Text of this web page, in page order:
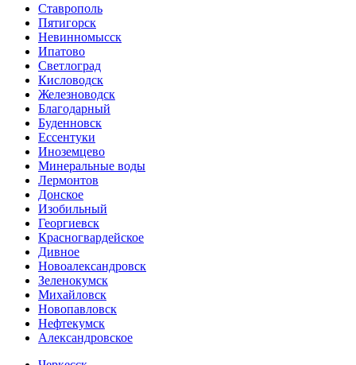
Ставрополь
Пятигорск
Невинномысск
Ипатово
Светлоград
Кисловодск
Железноводск
Благодарный
Буденновск
Ессентуки
Иноземцево
Минеральные воды
Лермонтов
Донское
Изобильный
Георгиевск
Красногвардейское
Дивное
Новоалександровск
Зеленокумск
Михайловск
Новопавловск
Нефтекумск
Александровское